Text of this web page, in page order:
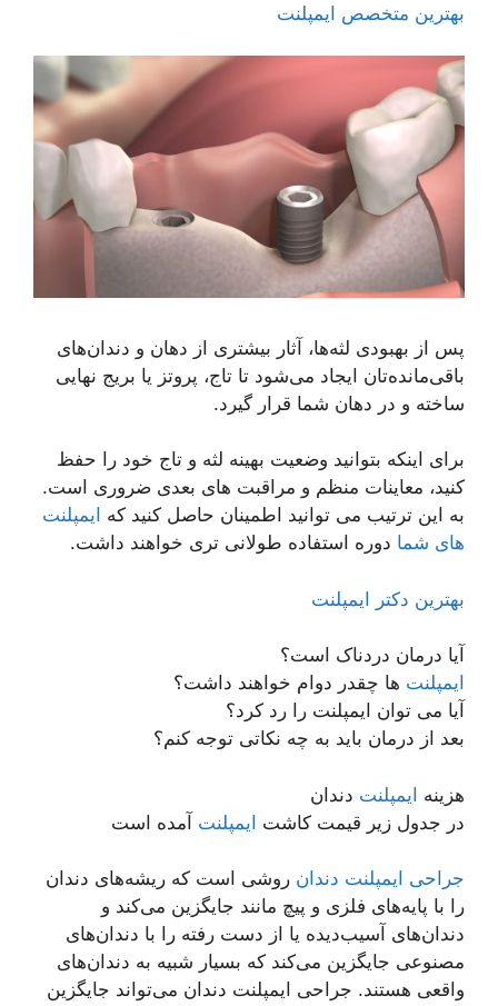
بهترین متخصص ایمپلنت
پس از بهبودی لثه‌ها، آثار بیشتری از دهان و دندان‌های
باقی‌مانده‌تان ایجاد می‌شود تا تاج، پروتز یا بریج نهایی
ساخته و در دهان شما قرار گیرد.
برای اینکه بتوانید وضعیت بهینه لثه و تاج خود را حفظ
کنید، معاینات منظم و مراقبت های بعدی ضروری است.
به این ترتیب می توانید اطمینان حاصل کنید که ایمپلنت
های شما دوره استفاده طولانی تری خواهند داشت.
بهترین دکتر ایمپلنت
آیا درمان دردناک است؟
ایمپلنت ها چقدر دوام خواهند داشت؟
آیا می توان ایمپلنت را رد کرد؟
بعد از درمان باید به چه نکاتی توجه کنم؟
هزینه ایمپلنت دندان
در جدول زیر قیمت کاشت ایمپلنت آمده است
جراحی ایمپلنت دندان روشی است که ریشه‌های دندان
را با پایه‌های فلزی و پیچ مانند جایگزین می‌کند و
دندان‌های آسیب‌دیده یا از دست رفته را با دندان‌های
مصنوعی جایگزین می‌کند که بسیار شبیه به دندان‌های
واقعی هستند. جراحی ایمپلنت دندان می‌تواند جایگزین